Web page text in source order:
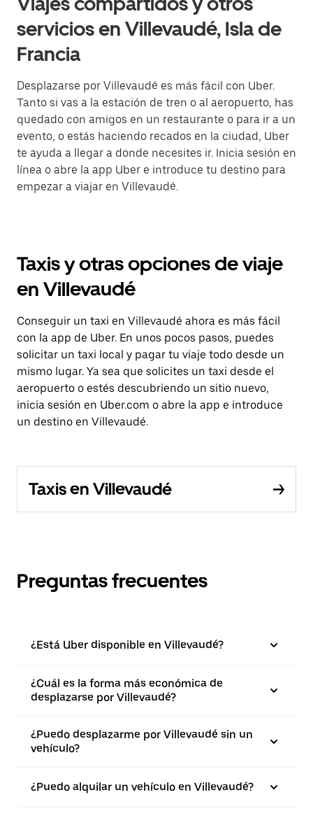
servicios en Villevaudé, Isla de
Francia
Desplazarse por Villevaudé es más fácil con Uber.
Tanto si vas a la estación de tren o al aeropuerto, has
quedado con amigos en un restaurante o para ir a un
evento, o estás haciendo recados en la ciudad, Uber
te ayuda a llegar a donde necesites ir. Inicia sesión en
línea o abre la app Uber e introduce tu destino para
empezar a viajar en Villevaudé.
Taxis y otras opciones de viaje
en Villevaudé
Conseguir un taxi en Villevaudé ahora es más fácil
con la app de Uber. En unos pocos pasos, puedes
solicitar un taxi local y pagar tu viaje todo desde un
mismo lugar. Ya sea que solicites un taxi desde el
aeropuerto o estés descubriendo un sitio nuevo,
inicia sesión en Uber.com o abre la app e introduce
un destino en Villevaudé.
Taxis en Villevaudé
Preguntas frecuentes
¿Está Uber disponible en Villevaudé?
¿Cuál es la forma más económica de
desplazarse por Villevaudé?
¿Puedo desplazarme por Villevaudé sin un
vehículo?
¿Puedo alquilar un vehículo en Villevaudé?